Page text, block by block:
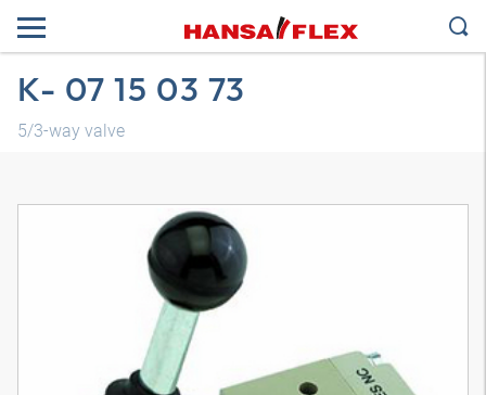
K- 07 15 03 73
5/3-way valve